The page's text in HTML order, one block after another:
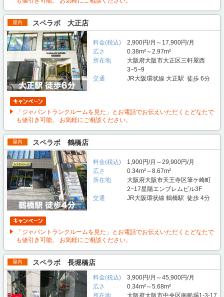
屋内 スペラボ 大正店
料金(税込)
2,900円/月～17,900円/月
広さ
0.38m²～2.97m²
所在地
大阪府大阪市大正区三軒屋西
3−5−9
交通
JR大阪環状線 大正駅 徒歩 6分
「ジャパントランクルームを見た」とお電話でお伝えいただくとどなたで
も値引き可能。 お気軽にご相談ください。
屋内 スペラボ 鶴橋店
料金(税込)
1,900円/月～29,900円/月
広さ
0.34m²～8.67m²
所在地
大阪府大阪市天王寺区筆ケ崎町
2−17星陽エンブレムビル3F
交通
JR大阪環状線 鶴橋駅 徒歩 4分
「ジャパントランクルームを見た」とお電話でお伝えいただくとどなたで
も値引き可能。 お気軽にご相談ください。
屋内 スペラボ 長堀橋店
料金(税込)
3,900円/月～45,900円/月
広さ
0.34m²～5.68m²
所在地
大阪府大阪市中央区南船場1-3-17